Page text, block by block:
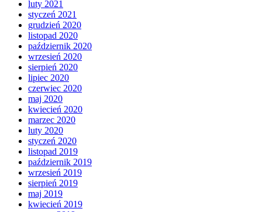
luty 2021
styczeń 2021
grudzień 2020
listopad 2020
październik 2020
wrzesień 2020
sierpień 2020
lipiec 2020
czerwiec 2020
maj 2020
kwiecień 2020
marzec 2020
luty 2020
styczeń 2020
listopad 2019
październik 2019
wrzesień 2019
sierpień 2019
maj 2019
kwiecień 2019